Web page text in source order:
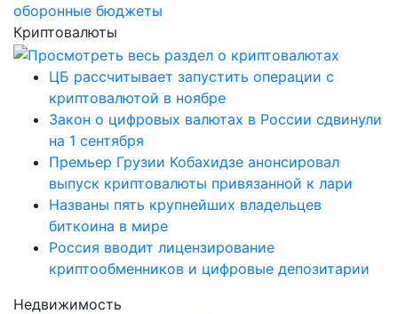
оборонные бюджеты
Криптовалюты
ЦБ рассчитывает запустить операции с
криптовалютой в ноябре
Закон о цифровых валютах в России сдвинули
на 1 сентября
Премьер Грузии Кобахидзе анонсировал
выпуск криптовалюты привязанной к лари
Названы пять крупнейших владельцев
биткоина в мире
Россия вводит лицензирование
криптообменников и цифровые депозитарии
Недвижимость